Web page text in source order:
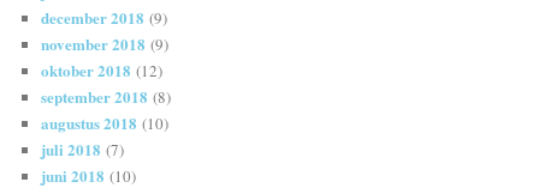
december 2018 (9)
november 2018 (9)
oktober 2018 (12)
september 2018 (8)
augustus 2018 (10)
juli 2018 (7)
juni 2018 (10)